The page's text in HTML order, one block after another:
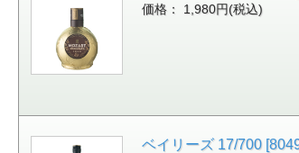
価格： 1,980円(税込)
ベイリーズ 17/700